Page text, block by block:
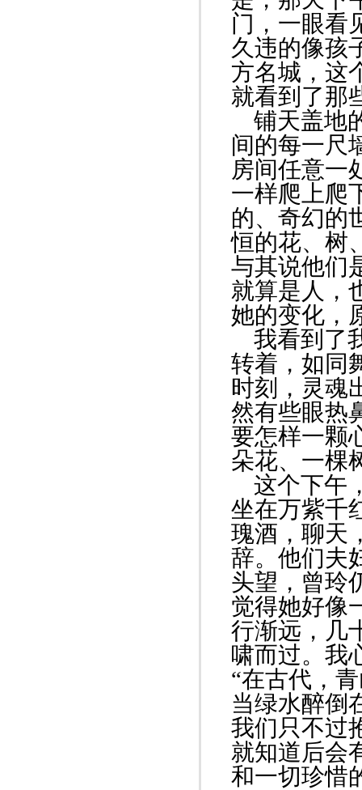
门，一眼看
久违的像孩
方名城，这
就看到了那
铺天盖地
间的每一尺
房间任意一
一样爬上爬
的、奇幻的
恒的花、树
与其说他们
就算是人，
她的变化，
我看到了
转着，如同
时刻，灵魂
然有些眼热
要怎样一颗
朵花、一棵
这个下午
坐在万紫千
瑰酒，聊天
辞。他们夫
头望，曾玲
觉得她好像
行渐远，几
啸而过。我
“在古代，
当绿水醉倒
我们只不过
就知道后会
和一切珍惜